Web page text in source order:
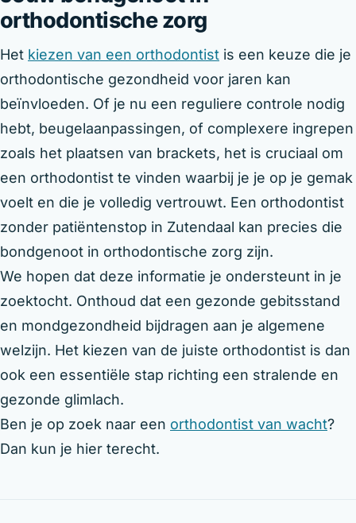
orthodontische zorg
Het kiezen van een orthodontist is een keuze die je
orthodontische gezondheid voor jaren kan
beïnvloeden. Of je nu een reguliere controle nodig
hebt, beugelaanpassingen, of complexere ingrepen
zoals het plaatsen van brackets, het is cruciaal om
een orthodontist te vinden waarbij je je op je gemak
voelt en die je volledig vertrouwt. Een orthodontist
zonder patiëntenstop in Zutendaal kan precies die
bondgenoot in orthodontische zorg zijn.
We hopen dat deze informatie je ondersteunt in je
zoektocht. Onthoud dat een gezonde gebitsstand
en mondgezondheid bijdragen aan je algemene
welzijn. Het kiezen van de juiste orthodontist is dan
ook een essentiële stap richting een stralende en
gezonde glimlach.
Ben je op zoek naar een orthodontist van wacht?
Dan kun je hier terecht.